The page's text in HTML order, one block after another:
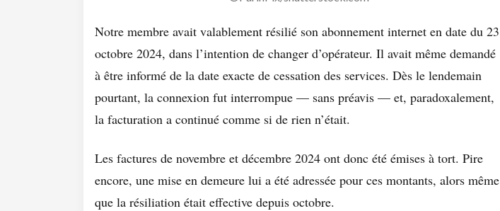
Notre membre avait valablement résilié son abonnement internet en date du 23
octobre 2024, dans l’intention de changer d’opérateur. Il avait même demandé
à être informé de la date exacte de cessation des services. Dès le lendemain
pourtant, la connexion fut interrompue — sans préavis — et, paradoxalement,
la facturation a continué comme si de rien n’était.
Les factures de novembre et décembre 2024 ont donc été émises à tort. Pire
encore, une mise en demeure lui a été adressée pour ces montants, alors même
que la résiliation était effective depuis octobre.